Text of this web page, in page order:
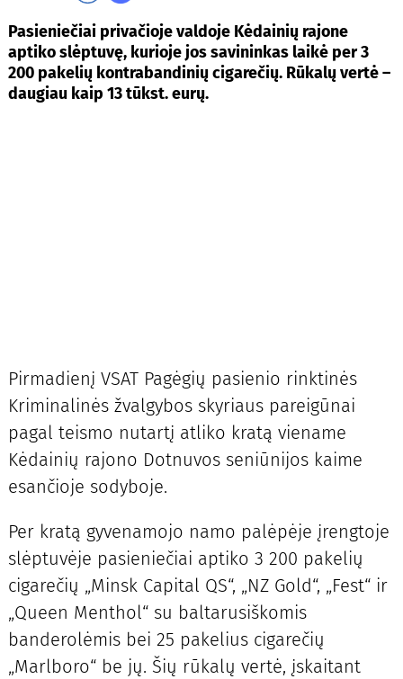
Pasieniečiai privačioje valdoje Kėdainių rajone
aptiko slėptuvę, kurioje jos savininkas laikė per 3
200 pakelių kontrabandinių cigarečių. Rūkalų vertė –
daugiau kaip 13 tūkst. eurų.
Pirmadienį VSAT Pagėgių pasienio rinktinės
Kriminalinės žvalgybos skyriaus pareigūnai
pagal teismo nutartį atliko kratą viename
Kėdainių rajono Dotnuvos seniūnijos kaime
esančioje sodyboje.
Per kratą gyvenamojo namo palėpėje įrengtoje
slėptuvėje pasieniečiai aptiko 3 200 pakelių
cigarečių „Minsk Capital QS“, „NZ Gold“, „Fest“ ir
„Queen Menthol“ su baltarusiškomis
banderolėmis bei 25 pakelius cigarečių
„Marlboro“ be jų. Šių rūkalų vertė, įskaitant